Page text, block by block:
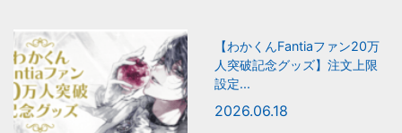
【わかくんFantiaファン20万
人突破記念グッズ】注文上限
設定...
2026.06.18